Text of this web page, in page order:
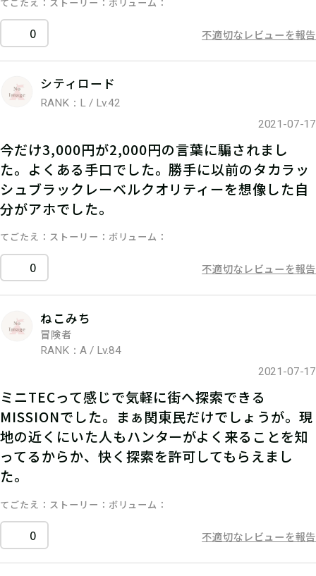
0 不適切なレビューを報告
シティロード
RANK：L / Lv.42
2021-07-17
今だけ3,000円が2,000円の言葉に騙されまし
た。よくある手口でした。勝手に以前のタカラッ
シュブラックレーベルクオリティーを想像した自
分がアホでした。
てごたえ ストーリー ボリューム
0 不適切なレビューを報告
ねこみち
冒険者
RANK：A / Lv.84
2021-07-17
ミニTECって感じで気軽に街へ探索できる
MISSIONでした。まぁ関東民だけでしょうが。現
地の近くにいた人もハンターがよく来ることを知
ってるからか、快く探索を許可してもらえまし
た。
てごたえ ストーリー ボリューム
0 不適切なレビューを報告